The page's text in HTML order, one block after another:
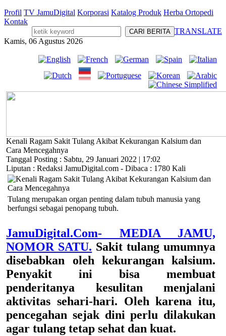
Profil TV JamuDigital Korporasi Katalog Produk Herba Ortopedi
Kontak
TRANSLATE
Kamis, 06 Agustus 2026
Kenali Ragam Sakit Tulang Akibat Kekurangan Kalsium dan
Cara Mencegahnya
Tanggal Posting : Sabtu, 29 Januari 2022 | 17:02
Liputan : Redaksi JamuDigital.com - Dibaca : 1780 Kali
Tulang merupakan organ penting dalam tubuh manusia yang
berfungsi sebagai penopang tubuh.
JamuDigital.Com- MEDIA JAMU,
NOMOR SATU. Sakit tulang umumnya
disebabkan oleh kekurangan kalsium.
Penyakit ini bisa membuat
penderitanya kesulitan menjalani
aktivitas sehari-hari. Oleh karena itu,
pencegahan sejak dini perlu dilakukan
agar tulang tetap sehat dan kuat.